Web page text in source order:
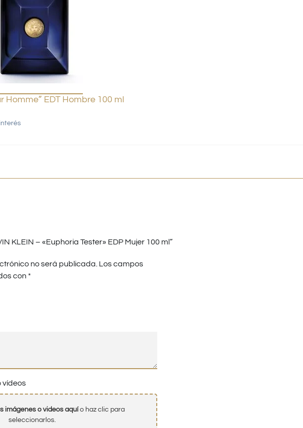
Homme” EDT Hombre 100 ml
KLEIN – «Euphoria Tester» EDP Mujer 100 ml”
no será publicada. Los campos
con *
vídeos
imágenes o videos aquío haz clic para
seleccionarlos.